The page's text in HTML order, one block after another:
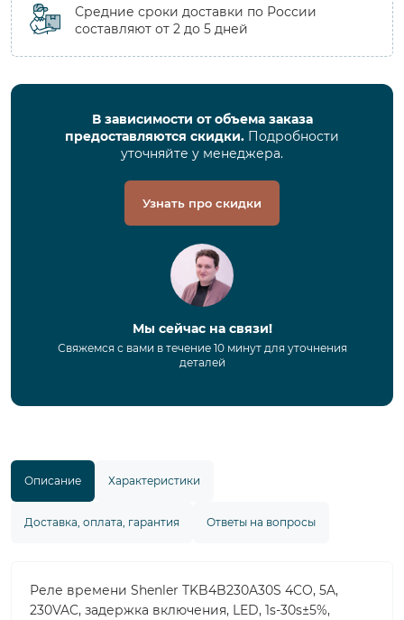
Средние сроки доставки по России
составляют от 2 до 5 дней
В зависимости от объема заказа
предоставляются скидки. Подробности
уточняйте у менеджера.
Узнать про скидки
Мы сейчас на связи!
Свяжемся с вами в течение 10 минут для уточнения
деталей
Описание Характеристики
Доставка, оплата, гарантия Ответы на вопросы
Реле времени Shenler TKB4B230A30S 4CO, 5A,
230VAC, задержка включения, LED, 1s-30s±5%,